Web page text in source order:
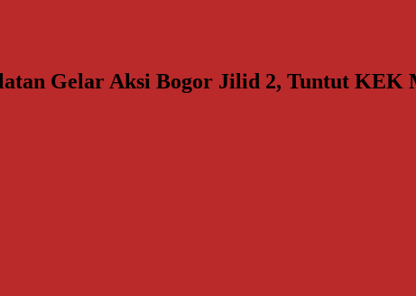
Gelar Aksi Bogor Jilid 2, Tuntut